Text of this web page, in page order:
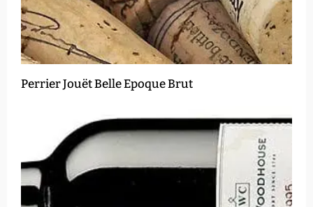
Perrier Jouët Belle Epoque Brut